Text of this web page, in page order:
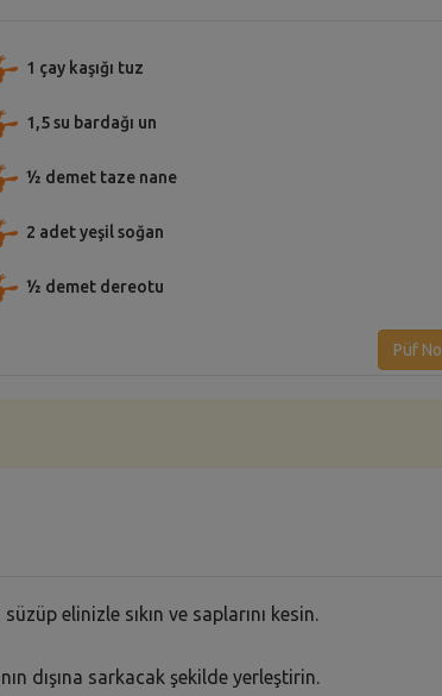
1 çay kaşığı tuz
1,5 su bardağı un
½ demet taze nane
2 adet yeşil soğan
½ demet dereotu
Püf
elinizle sıkın ve saplarını kesin.
dışına sarkacak şekilde yerleştirin.